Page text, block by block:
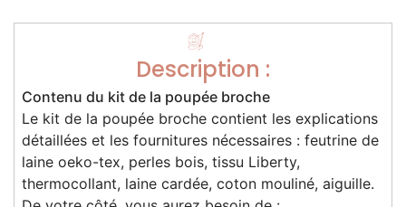
Description :
Contenu du kit de la poupée broche
Le kit de la poupée broche contient les explications
détaillées et les fournitures nécessaires : feutrine de
laine oeko-tex, perles bois, tissu Liberty,
thermocollant, laine cardée, coton mouliné, aiguille.